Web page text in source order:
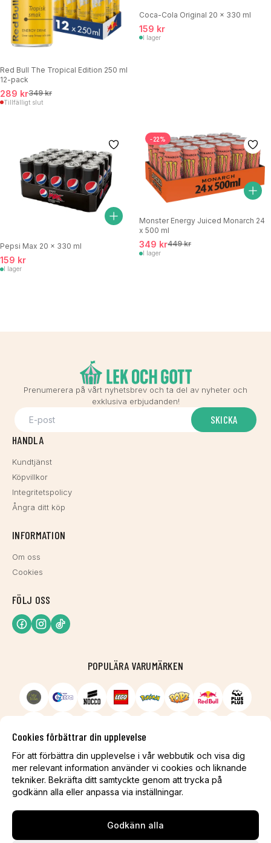
Cookies förbättrar din upplevelse
För att förbättra din upplevelse i vår webbutik och visa dig
mer relevant information använder vi cookies och liknande
tekniker. Bekräfta ditt samtyckte genom att trycka på
godkänn alla eller anpassa via inställningar.
Godkänn alla
Red Bull The Tropical Edition 250 ml
12-pack
289 kr349 kr
Tillfälligt slut
Coca-Cola Original 20 x 330 ml
159 kr
I lager
Pepsi Max 20 x 330 ml
159 kr
I lager
-22%
Monster Energy Juiced Monarch 24
x 500 ml
349 kr449 kr
I lager
Prenumerera på vårt nyhetsbrev och ta del av nyheter och
exklusiva erbjudanden!
SKICKA
HANDLA
Kundtjänst
Köpvillkor
Integritetspolicy
Ångra ditt köp
INFORMATION
Om oss
Cookies
FÖLJ OSS
POPULÄRA VARUMÄRKEN